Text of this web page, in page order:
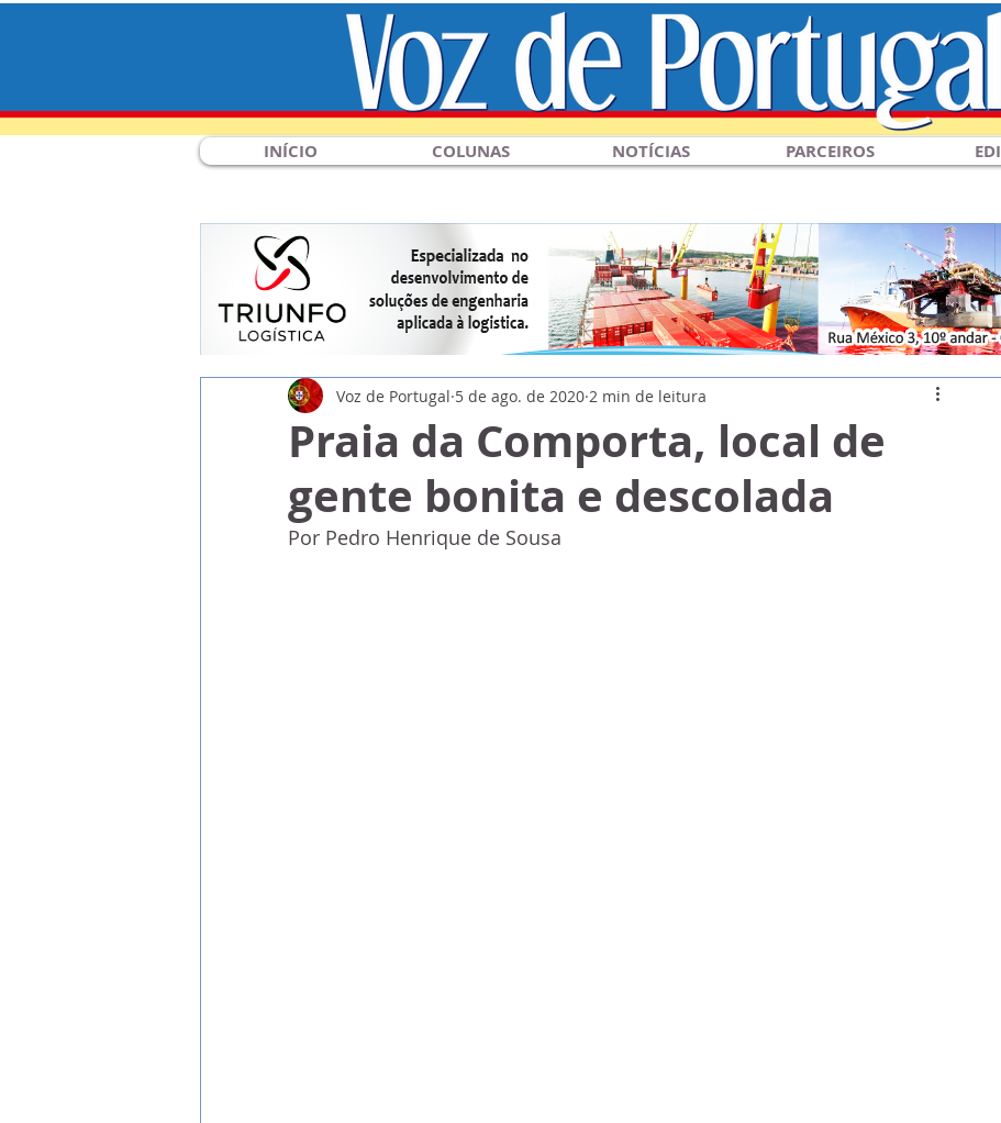
INÍCIO COLUNAS NOTÍCIAS PARCEIROS
Praia da Comporta, local de
gente bonita e descolada
Voz de Portugal 5 de ago. de 2020 2 min de leitura
Por Pedro Henrique de Sousa